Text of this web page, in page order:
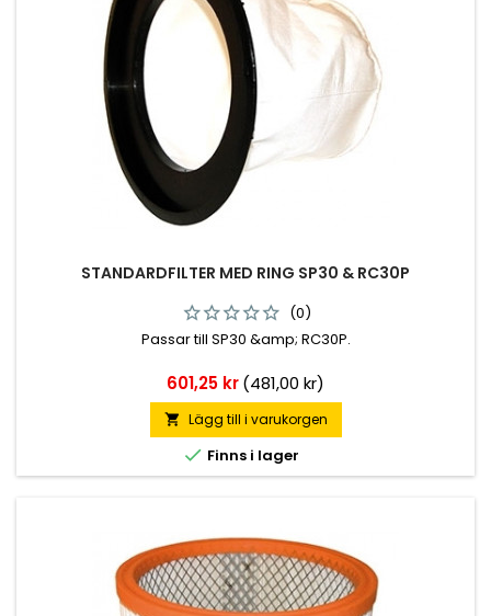
STANDARDFILTER MED RING SP30 & RC30P
(0)
Passar till SP30 &amp; RC30P.
Pris
601,25 kr(481,00 kr)
 Lägg till i varukorgen
 Finns i lager